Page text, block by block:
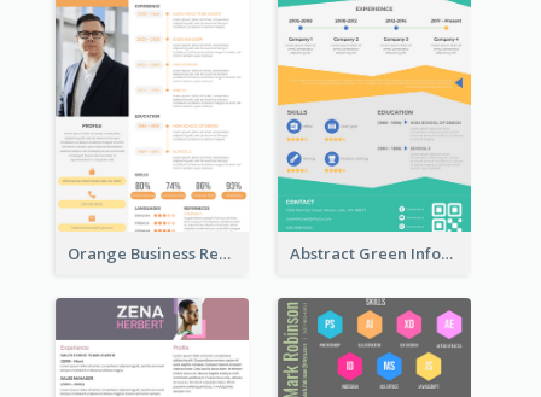
Orange Business Resume Abstract Green Infographic Resume